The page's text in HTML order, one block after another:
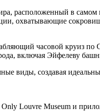
расположенный в самом
охватывающие
часовой круиз
включая Эйфелеву
виды, создавая
Louvre Museum и